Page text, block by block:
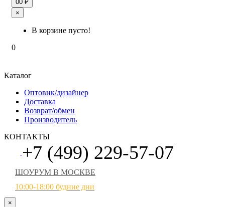
00 ₽
×
В корзине пусто!
0
Каталог
Оптовик/дизайнер
Доставка
Возврат/обмен
Производитель
КОНТАКТЫ
+7 (499) 229-57-07
ШОУРУМ В МОСКВЕ
10:00-18:00 будние дни
×